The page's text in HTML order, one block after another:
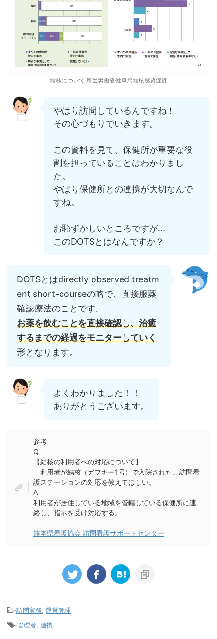
結核について 厚生労働省健康局結核感染症課
やはり訪問しているんですね！
その心づもりでいきます。
この資料を見て、保健所が重要な役
割を担っていることはわかりまし
た。
やはり保健所との連携が大切なんで
すね。
お恥ずかしいところですが...
このDOTSとはなんですか？
DOTSとはdirectly observed treatm
ent short-courseの略で、直接服薬
確認療法のことです。
お薬を飲むことを直接確認し、治癒
するまでの経過をモニターしていく
形となります。
よくわかりました！！
ありがとうございます。
参考
Q
【結核の利用者への対応について】
利用者が結核（ガフキー1号）で入院された。訪問看
護ステーションの対応を教えてほしい。
A
利用者が居住している地域を管轄している保健所に連
絡し、指示を受け対応する。
熊本県看護協会 訪問看護サポートセンター
-訪問実務 運営管理
-管理者 連携